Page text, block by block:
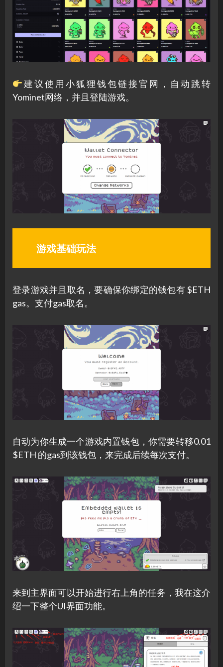
建议使用小狐狸钱包链接官网，自动跳转
Yominet网络，并且登陆游戏。
游戏基础玩法
登录游戏并且取名，要确保你绑定的钱包有 $ETH
gas。支付gas取名。
自动为你生成一个游戏内置钱包，你需要转移0.01
$ETH 的gas到该钱包，来完成后续每次支付。
来到主界面可以开始进行右上角的任务，我在这介
绍一下整个UI界面功能。